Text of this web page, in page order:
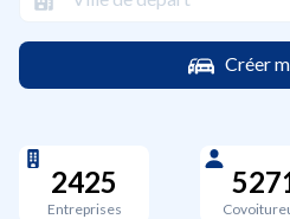
Créer
2425
Entreprises